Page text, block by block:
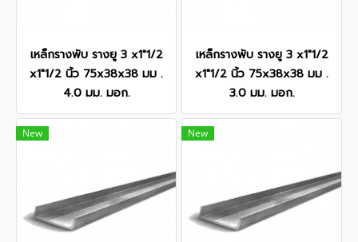
เหล็กรางพับ รางยู 3 x1"1/2
x1"1/2 นิ้ว 75x38x38 มม .
4.0 มม. มอก.
เหล็กรางพับ รางยู 3 x1"1/2
x1"1/2 นิ้ว 75x38x38 มม .
3.0 มม. มอก.
New New